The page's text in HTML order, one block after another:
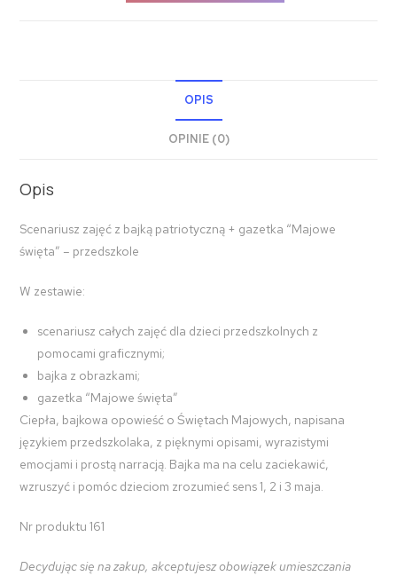
OPIS
OPINIE (0)
Opis
Scenariusz zajęć z bajką patriotyczną + gazetka “Majowe
święta” – przedszkole
W zestawie:
scenariusz całych zajęć dla dzieci przedszkolnych z
pomocami graficznymi;
bajka z obrazkami;
gazetka “Majowe święta”
Ciepła, bajkowa opowieść o Świętach Majowych, napisana
językiem przedszkolaka, z pięknymi opisami, wyrazistymi
emocjami i prostą narracją. Bajka ma na celu zaciekawić,
wzruszyć i pomóc dzieciom zrozumieć sens1, 2 i 3 maja.
Nr produktu 161
Decydując się na zakup, akceptujesz obowiązek umieszczania